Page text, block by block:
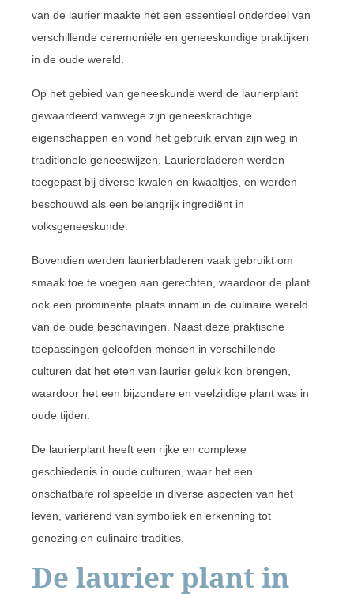
van de laurier maakte het een essentieel onderdeel van
verschillende ceremoniële en geneeskundige praktijken
in de oude wereld.
Op het gebied van geneeskunde werd de laurierplant
gewaardeerd vanwege zijn geneeskrachtige
eigenschappen en vond het gebruik ervan zijn weg in
traditionele geneeswijzen. Laurierbladeren werden
toegepast bij diverse kwalen en kwaaltjes, en werden
beschouwd als een belangrijk ingrediënt in
volksgeneeskunde.
Bovendien werden laurierbladeren vaak gebruikt om
smaak toe te voegen aan gerechten, waardoor de plant
ook een prominente plaats innam in de culinaire wereld
van de oude beschavingen. Naast deze praktische
toepassingen geloofden mensen in verschillende
culturen dat het eten van laurier geluk kon brengen,
waardoor het een bijzondere en veelzijdige plant was in
oude tijden.
De laurierplant heeft een rijke en complexe
geschiedenis in oude culturen, waar het een
onschatbare rol speelde in diverse aspecten van het
leven, variërend van symboliek en erkenning tot
genezing en culinaire tradities.
De laurier plant in